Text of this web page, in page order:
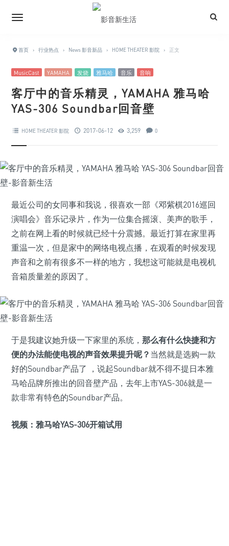
首页 › 行业热点 › News 影音新品 › HOME THEATER 影院 › 正文
MusicCast YAMAHA 发烧 雅马哈 音乐 音响
客厅中的音乐精灵，YAMAHA 雅马哈
YAS-306 Soundbar回音壁
HOME THEATER 影院 2017-06-12 3,259 0
最近公司的女同事和我说，很喜欢一部《邓紫棋2016巡回
演唱会》音乐记录片，作为一位集合摇滚、美声的歌手，
之前在网上看的时候就已经十分震撼。最近打算在家里再
重温一次，但是家中的网络电视点播，在观看的时候发现
声音和之前有很多不一样的地方，我想这可能就是电视机
音箱质量差的原因了。
于是我建议她升级一下家里的系统， 那么有什么快捷和方
便的办法能使电视的声音效果提升呢？ 当然就是选购一款
好的Soundbar产品了 ，说起Soundbar就不得不提日本雅
马哈品牌所推出的回音壁产品，去年上市YAS-306就是一
款非常有特色的Soundbar产品。
视频：雅马哈YAS-306开箱试用